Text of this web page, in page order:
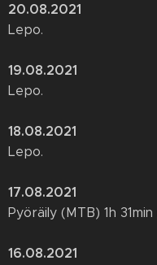
20.08.2021
Lepo.
19.08.2021
Lepo.
18.08.2021
Lepo.
17.08.2021
Pyöräily (MTB) 1h
16.08.2021